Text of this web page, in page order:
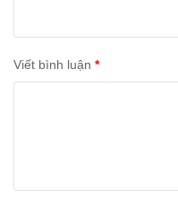
Viết bình luận *